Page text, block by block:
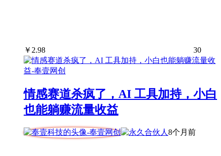
￥ 2.98 30
情感赛道杀疯了，AI 工具加持，小白
也能躺赚流量收益
8个月前